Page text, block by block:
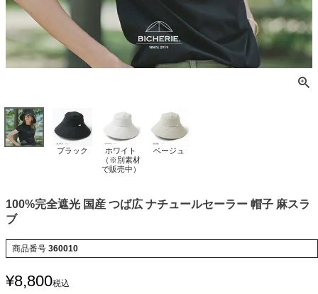
ブラック
ホワイト
（※別素材
で販売中）
ベージュ
100%完全遮光 国産 つば広 ナチュールセーラー 帽子 麻スラ
ブ
商品番号 360010
¥8,800税込